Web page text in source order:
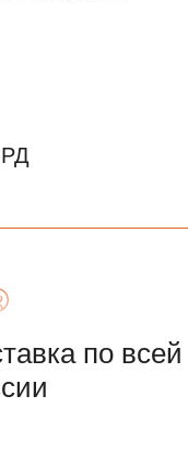
по всей